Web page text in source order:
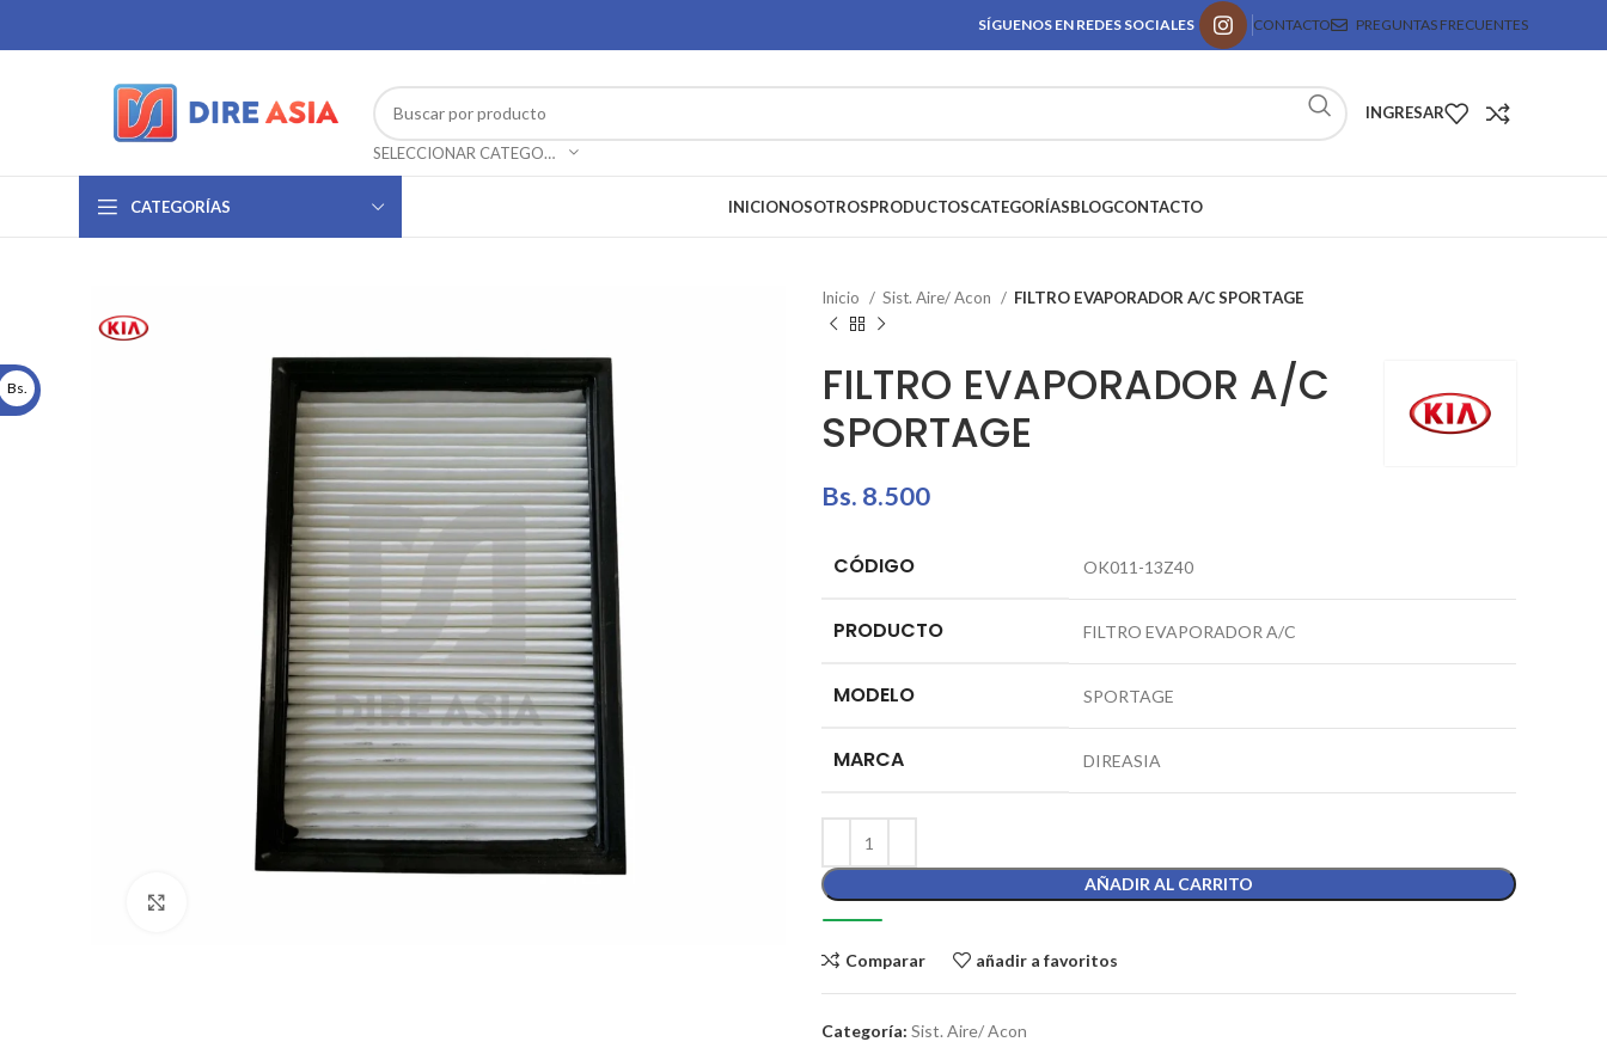
SÍGUENOS EN REDES SOCIALES CONTACTO PREGUNTAS FRECUENTES
SELECCIONAR CATEGORÍA
INGRESAR
CATEGORÍAS INICIONOSOTROSPRODUCTOSCATEGORÍASBLOGCONTACTO
Inicio Sist. Aire/ Acon FILTRO EVAPORADOR A/C SPORTAGE
FILTRO EVAPORADOR A/C
SPORTAGE
Bs. 8.500
CÓDIGO OK011-13Z40
PRODUCTO FILTRO EVAPORADOR A/C
MODELO SPORTAGE
MARCA DIREASIA
AÑADIR AL CARRITO
Comparar añadir a favoritos
Categoría: Sist. Aire/ Acon
Bs.